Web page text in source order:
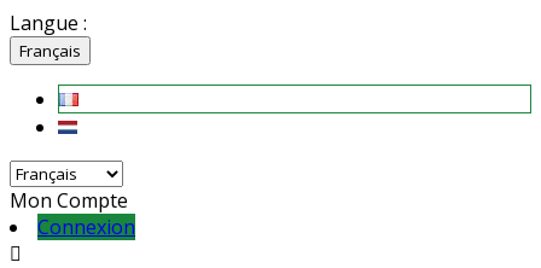
Langue :
Français
Mon Compte
Connexion
